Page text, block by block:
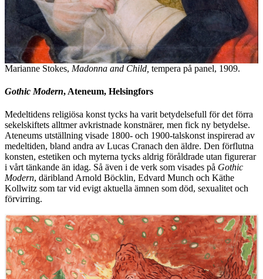
Marianne Stokes, Madonna and Child, tempera på panel, 1909.
Gothic Modern, Ateneum, Helsingfors
Medeltidens religiösa konst tycks ha varit betydelsefull för det förra
sekelskiftets alltmer avkristnade konstnärer, men fick ny betydelse.
Ateneums utställning visade 1800- och 1900-talskonst inspirerad av
medeltiden, bland andra av Lucas Cranach den äldre. Den förflutna
konsten, estetiken och myterna tycks aldrig föråldrade utan figurerar
i vårt tänkande än idag. Så även i de verk som visades på Gothic
Modern, däribland Arnold Böcklin, Edvard Munch och Käthe
Kollwitz som tar vid evigt aktuella ämnen som död, sexualitet och
förvirring.